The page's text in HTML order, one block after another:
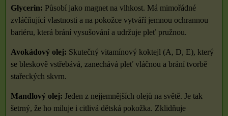
Glycerin: Působí jako magnet na vlhkost. Má mimořádné
zvláčňující vlastnosti a na pokožce vytváří jemnou ochrannou
bariéru, která brání vysušování a udržuje pleť pružnou.
Avokádový olej: Skutečný vitamínový koktejl (A, D, E), který
se bleskově vstřebává, zanechává pleť vláčnou a brání tvorbě
stařeckých skvrn.
Mandlový olej: Jeden z nejjemnějších olejů na světě. Je tak
šetrný, že ho miluje i citlivá dětská pokožka. Zklidňuje